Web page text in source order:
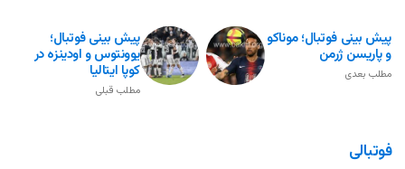
پیش بینی فوتبال؛
یوونتوس و اودینزه در
کوپا ایتالیا
مطلب قبلی
پیش بینی فوتبال؛ موناکو
و پاریسن ژرمن
مطلب بعدی
فوتبالی